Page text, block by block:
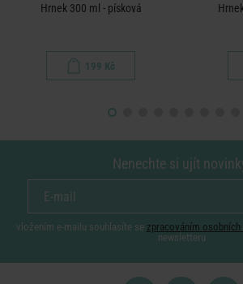
Hrnek 300 ml - písková
199 Kč
Nenechte si ujít
vložením e-mailu souhlasíte se zpracováním osobních
newsletteru